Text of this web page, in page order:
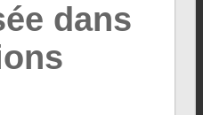
dans